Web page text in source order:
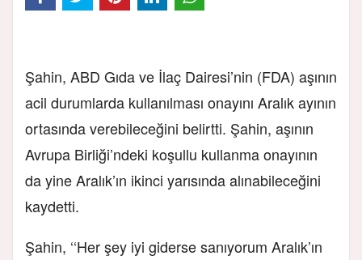
Şahin, ABD Gıda ve İlaç Dairesi’nin (FDA) aşının
acil durumlarda kullanılması onayını Aralık ayının
ortasında verebileceğini belirtti. Şahin, aşının
Avrupa Birliği’ndeki koşullu kullanma onayının
da yine Aralık’ın ikinci yarısında alınabileceğini
kaydetti.
Şahin, ‘‘Her şey iyi giderse sanıyorum Aralık’ın